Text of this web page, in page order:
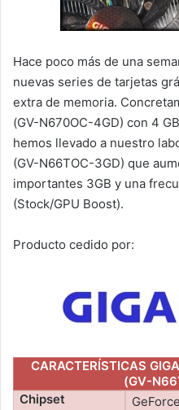
Hace poco más de una
nuevas series de tarjetas
extra de memoria.
(GV-N670OC-4GD) con 4
hemos llevado a nuestro
(GV-N66TOC-3GD) que
importantes 3GB y una
(Stock/GPU Boost).
Producto cedido por:
CARACTERÍSTICAS
(GV-
Chipset